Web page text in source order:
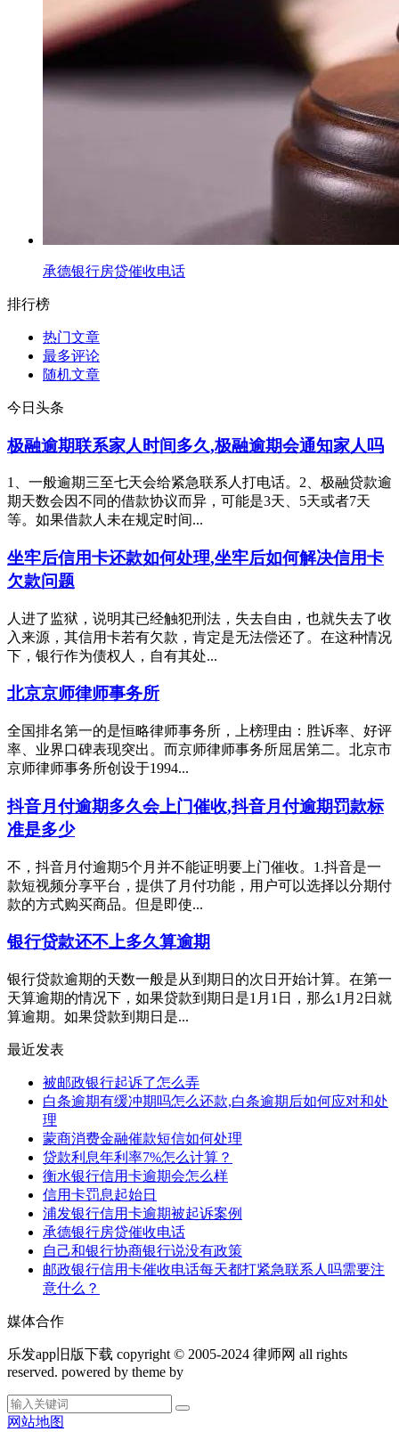
承德银行房贷催收电话
排行榜
热门文章
最多评论
随机文章
今日头条
极融逾期联系家人时间多久,极融逾期会通知家人吗
1、一般逾期三至七天会给紧急联系人打电话。2、极融贷款逾
期天数会因不同的借款协议而异，可能是3天、5天或者7天
等。如果借款人未在规定时间...
坐牢后信用卡还款如何处理,坐牢后如何解决信用卡
欠款问题
人进了监狱，说明其已经触犯刑法，失去自由，也就失去了收
入来源，其信用卡若有欠款，肯定是无法偿还了。在这种情况
下，银行作为债权人，自有其处...
北京京师律师事务所
全国排名第一的是恒略律师事务所，上榜理由：胜诉率、好评
率、业界口碑表现突出。而京师律师事务所屈居第二。北京市
京师律师事务所创设于1994...
抖音月付逾期多久会上门催收,抖音月付逾期罚款标
准是多少
不，抖音月付逾期5个月并不能证明要上门催收。1.抖音是一
款短视频分享平台，提供了月付功能，用户可以选择以分期付
款的方式购买商品。但是即使...
银行贷款还不上多久算逾期
银行贷款逾期的天数一般是从到期日的次日开始计算。在第一
天算逾期的情况下，如果贷款到期日是1月1日，那么1月2日就
算逾期。如果贷款到期日是...
最近发表
被邮政银行起诉了怎么弄
白条逾期有缓冲期吗怎么还款,白条逾期后如何应对和处
理
蒙商消费金融催款短信如何处理
贷款利息年利率7%怎么计算？
衡水银行信用卡逾期会怎么样
信用卡罚息起始日
浦发银行信用卡逾期被起诉案例
承德银行房贷催收电话
自己和银行协商银行说没有政策
邮政银行信用卡催收电话每天都打紧急联系人吗需要注
意什么？
媒体合作
乐发app旧版下载 copyright © 2005-2024 律师网 all rights
reserved. powered by theme by
网站地图